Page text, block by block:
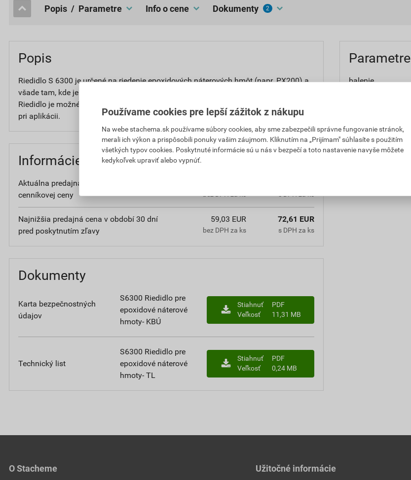
popis / Parametre Info o cene dokumenty 2
Popis
Riedidlo S 6300 je určené na riedenie epoxidových náterových hmôt (napr. PX200) a
všade tam, kde je to výrobcom predpísané. Aplikuje sa štetcom alebo valčekom.
Riedidlo je možné použiť aj na čistenie pracovného náradia, napr. štetcov použitých
pri aplikácii.
Informácie o cene
Aktuálna predajná cena po zľave 5% z
cenníkovej ceny
bez DPH za ks s DPH za ks
Najnižšia predajná cena v období 30 dní
pred poskytnutím zľavy
59,03 EUR
bez DPH za ks
72,61 EUR
s DPH za ks
Dokumenty
Karta bezpečnostných
údajov
S6300 Riedidlo pre
epoxidové náterové
hmoty- KBÚ
Stiahnuť
PDF
Veľkosť
11,31 MB
Technický list
S6300 Riedidlo pre
epoxidové náterové
hmoty- TL
Stiahnuť
PDF
Veľkosť
0,24 MB
Parametre
balenie
O Stacheme Užitočné informácie
Používame cookies pre lepší zážitok z nákupu
Na webe stachema.sk používame súbory cookies, aby sme zabezpečili správne fungovanie stránok,
merali ich výkon a prispôsobili ponuky vašim záujmom. Kliknutím na „Prijímam" súhlasíte s použitím
všetkých typov cookies. Poskytnuté informácie sú u nás v bezpečí a toto nastavenie navyše môžete
kedykoľvek upraviť alebo vypnúť.